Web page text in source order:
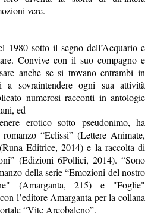
vere.
1980 sotto il segno dell’Acquario e
Convive con il suo compagno e
anche se si trovano entrambi in
sovraintendere ogni sua attività
numerosi racconti in antologie
ed
erotico sotto pseudonimo, ha
“Eclissi” (Lettere Animate,
Editrice, 2014) e la raccolta di
(Edizioni 6Pollici, 2014). “Sono
della serie “Emozioni del nostro
(Amarganta, 215) e "Foglie"
l’editore Amarganta per la collana
“Vite Arcobaleno”.